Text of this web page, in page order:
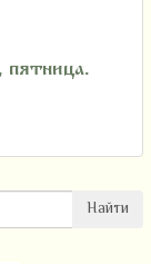
пятница.
Найти